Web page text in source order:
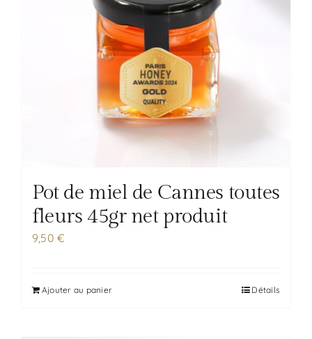
Pot de miel de Cannes toutes
fleurs 45gr net produit
9,50€
Ajouter au panier Détails